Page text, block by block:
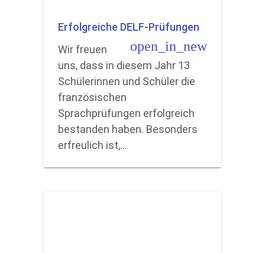
Erfolgreiche DELF-Prüfungen
open_in_new
Wir freuen
uns, dass in diesem Jahr 13
Schülerinnen und Schüler die
französischen
Sprachprüfungen erfolgreich
bestanden haben. Besonders
erfreulich ist,…